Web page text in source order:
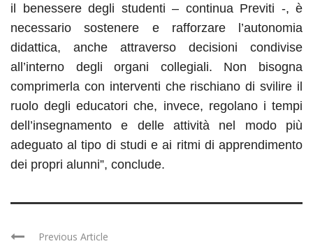
il benessere degli studenti – continua Previti -, è
necessario sostenere e rafforzare l’autonomia
didattica, anche attraverso decisioni condivise
all’interno degli organi collegiali. Non bisogna
comprimerla con interventi che rischiano di svilire il
ruolo degli educatori che, invece, regolano i tempi
dell’insegnamento e delle attività nel modo più
adeguato al tipo di studi e ai ritmi di apprendimento
dei propri alunni”, conclude.
Previous Article